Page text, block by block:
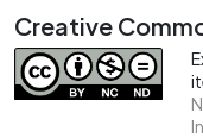
Creative